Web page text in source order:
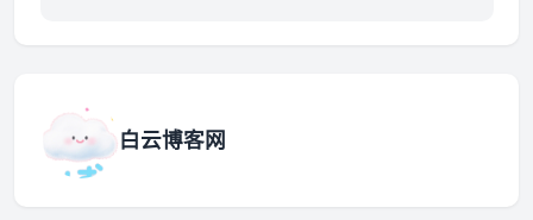
白云博客网